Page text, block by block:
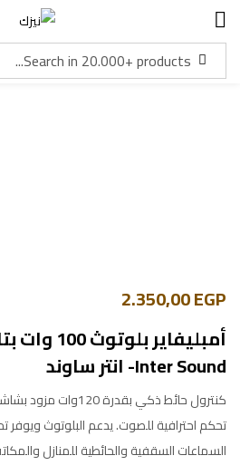
2.350,00EGP
Inter Sound- انتر ساوند
تحكم احترافية للصوت. يدعم البلوتوث ويوفر
السماعات السقفية والحائطية للمنازل
Sign in